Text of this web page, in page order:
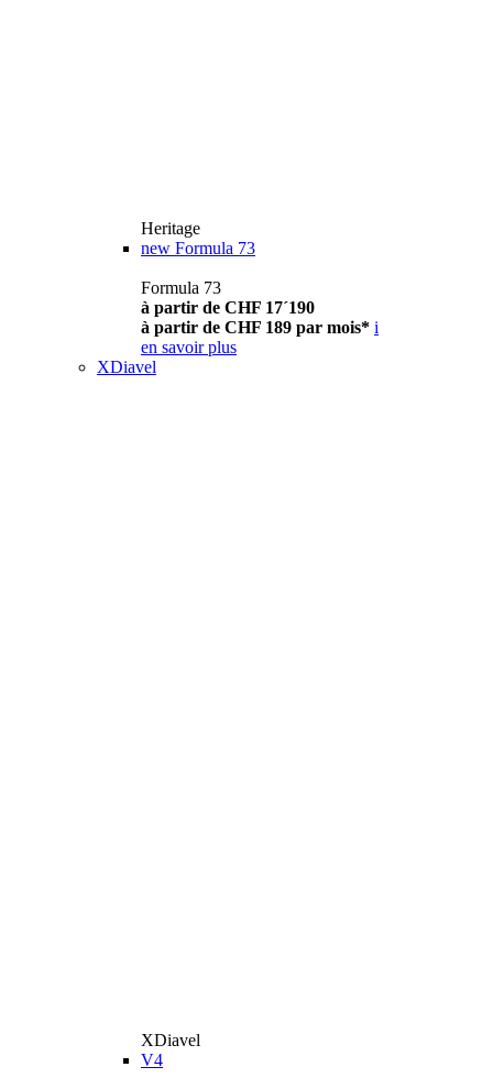
Heritage
new Formula 73
Formula 73
à partir de CHF 17´190
à partir de CHF 189 par mois* i
en savoir plus
XDiavel
XDiavel
V4